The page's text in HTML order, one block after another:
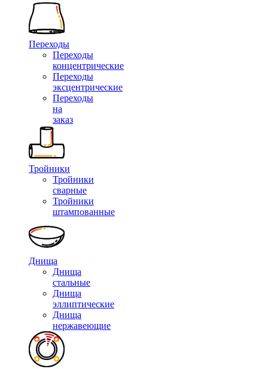
Переходы
Переходы
концентрические
Переходы
эксцентрические
Переходы
на
заказ
Тройники
Тройники
сварные
Тройники
штампованные
Днища
Днища
стальные
Днища
эллиптические
Днища
нержавеющие